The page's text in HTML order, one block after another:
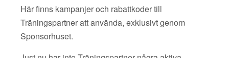
Här finns kampanjer och rabattkoder till
Träningspartner att använda, exklusivt genom
Sponsorhuset.